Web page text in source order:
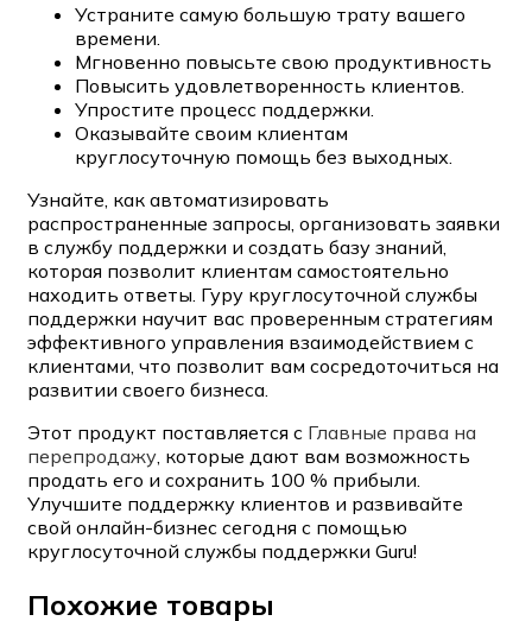
Устраните самую большую трату вашего
времени.
Мгновенно повысьте свою продуктивность
Повысить удовлетворенность клиентов.
Упростите процесс поддержки.
Оказывайте своим клиентам
круглосуточную помощь без выходных.
Узнайте, как автоматизировать
распространенные запросы, организовать заявки
в службу поддержки и создать базу знаний,
которая позволит клиентам самостоятельно
находить ответы. Гуру круглосуточной службы
поддержки научит вас проверенным стратегиям
эффективного управления взаимодействием с
клиентами, что позволит вам сосредоточиться на
развитии своего бизнеса.
Этот продукт поставляется с Главные права на
перепродажу , которые дают вам возможность
продать его и сохранить 100 % прибыли.
Улучшите поддержку клиентов и развивайте
свой онлайн-бизнес сегодня с помощью
круглосуточной службы поддержки Guru!
Похожие товары